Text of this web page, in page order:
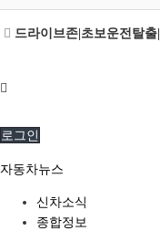
드라이브존|초보운전탈
로그인
자동차뉴스
신차소식
종합정보